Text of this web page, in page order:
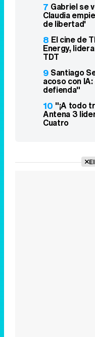
7 Gabriel se
Claudia
de libertad'
8 El cine de
Energy,
TDT
9 Santiago
acoso con
defienda"
10 "¡A todo
Antena 3
Cuatro